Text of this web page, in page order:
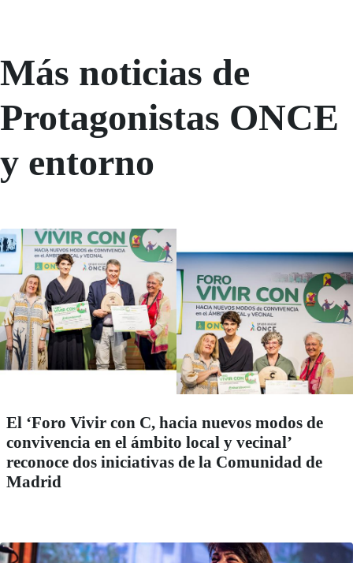
Más noticias de
Protagonistas ONCE
y entorno
El ‘Foro Vivir con C, hacia nuevos modos de
convivencia en el ámbito local y vecinal’
reconoce dos iniciativas de la Comunidad de
Madrid